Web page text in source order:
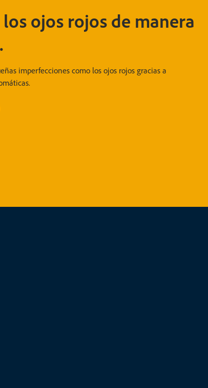
ojos rojos de manera
imperfecciones como los ojos rojos gracias a